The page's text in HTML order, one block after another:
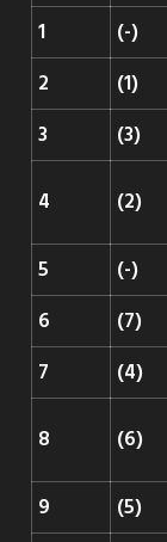
1 (-)
2
(1)
3
(3)
4 (2)
5
(-)
6
(7)
7
(4)
8 (6)
9
(5)